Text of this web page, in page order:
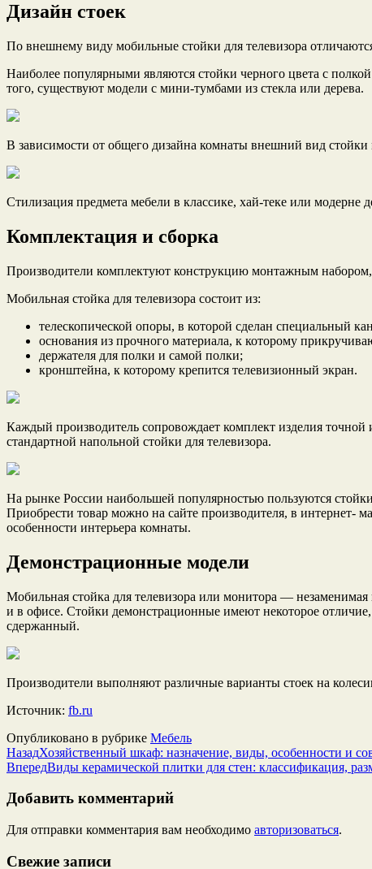
Дизайн стоек
По внешнему виду мобильные стойки для телевизора
Наиболее популярными являются стойки черного цвета с
того, существуют модели с мини-тумбами из стекла или дерева.
В зависимости от общего дизайна комнаты внешний вид
Стилизация предмета мебели в классике, хай-теке или
Комплектация и сборка
Производители комплектуют конструкцию монтажным
Мобильная стойка для телевизора состоит из:
телескопической опоры, в которой сделан специальный
основания из прочного материала, к которому
держателя для полки и самой полки;
кронштейна, к которому крепится телевизионный экран.
Каждый производитель сопровождает комплект изделия
стандартной напольной стойки для телевизора.
На рынке России наибольшей популярностью пользуются
Приобрести товар можно на сайте производителя, в интернет-
особенности интерьера комнаты.
Демонстрационные модели
Мобильная стойка для телевизора или монитора —
и в офисе. Стойки демонстрационные имеют некоторое
сдержанный.
Производители выполняют различные варианты стоек на
Источник: fb.ru
Опубликовано в рубрике Мебель
НазадХозяйственный шкаф: назначение, виды, особенности и
ВпередВиды керамической плитки для стен: классификация,
Добавить комментарий
Для отправки комментария вам необходимо авторизоваться.
Свежие записи